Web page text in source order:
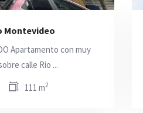
Montevideo
Apartamento con muy
calle Rio ...
111 m2